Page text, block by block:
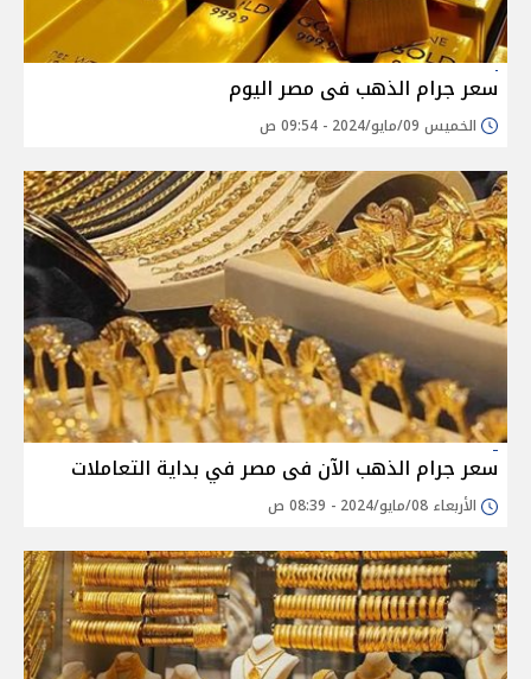
سعر جرام الذهب فى مصر اليوم
الخميس 09/مايو/2024 - 09:54 ص
سعر جرام الذهب الآن فى مصر في بداية التعاملات
الأربعاء 08/مايو/2024 - 08:39 ص